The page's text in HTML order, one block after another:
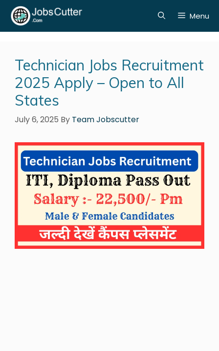
Menu
Technician Jobs Recruitment
2025 Apply – Open to All
States
July 6, 2025 By Team Jobscutter